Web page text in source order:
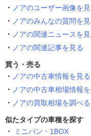
ノアのユーザー画像を
ノアのみんなの質問を
ノアの関連ニュースを
ノアの関連記事を見る
買う・売る
ノアの中古車情報を見る
ノアの中古車相場情報
ノアの買取相場を調べる
似たタイプの車種を探す
ミニバン・1BOX